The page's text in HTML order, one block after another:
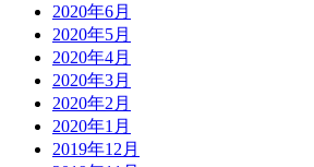
2020年6月
2020年5月
2020年4月
2020年3月
2020年2月
2020年1月
2019年12月